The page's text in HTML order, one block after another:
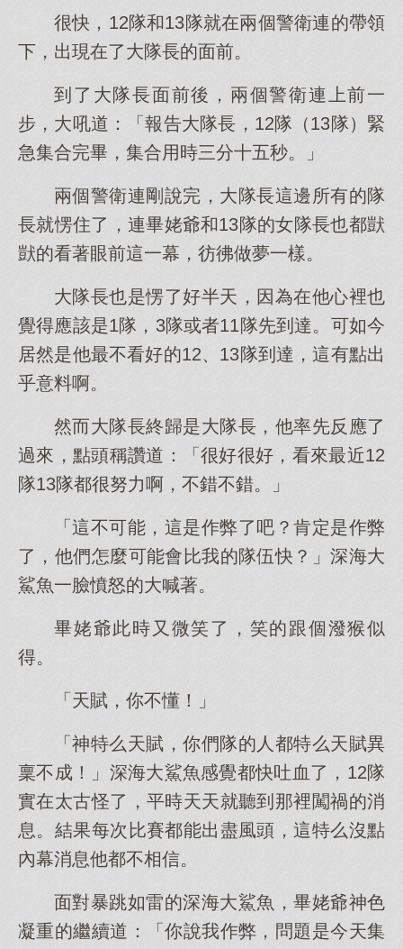
很快，12隊和13隊就在兩個警衛連的帶領
下，出現在了大隊長的面前。
到了大隊長面前後，兩個警衛連上前一
步，大吼道：「報告大隊長，12隊（13隊）緊
急集合完畢，集合用時三分十五秒。」
兩個警衛連剛說完，大隊長這邊所有的隊
長就愣住了，連畢姥爺和13隊的女隊長也都獃
獃的看著眼前這一幕，彷彿做夢一樣。
大隊長也是愣了好半天，因為在他心裡也
覺得應該是1隊，3隊或者11隊先到達。可如今
居然是他最不看好的12、13隊到達，這有點出
乎意料啊。
然而大隊長終歸是大隊長，他率先反應了
過來，點頭稱讚道：「很好很好，看來最近12
隊13隊都很努力啊，不錯不錯。」
「這不可能，這是作弊了吧？肯定是作弊
了，他們怎麼可能會比我的隊伍快？」深海大
鯊魚一臉憤怒的大喊著。
畢姥爺此時又微笑了，笑的跟個潑猴似
得。
「天賦，你不懂！」
「神特么天賦，你們隊的人都特么天賦異
稟不成！」深海大鯊魚感覺都快吐血了，12隊
實在太古怪了，平時天天就聽到那裡闖禍的消
息。結果每次比賽都能出盡風頭，這特么沒點
內幕消息他都不相信。
面對暴跳如雷的深海大鯊魚，畢姥爺神色
凝重的繼續道：「你說我作弊，問題是今天集